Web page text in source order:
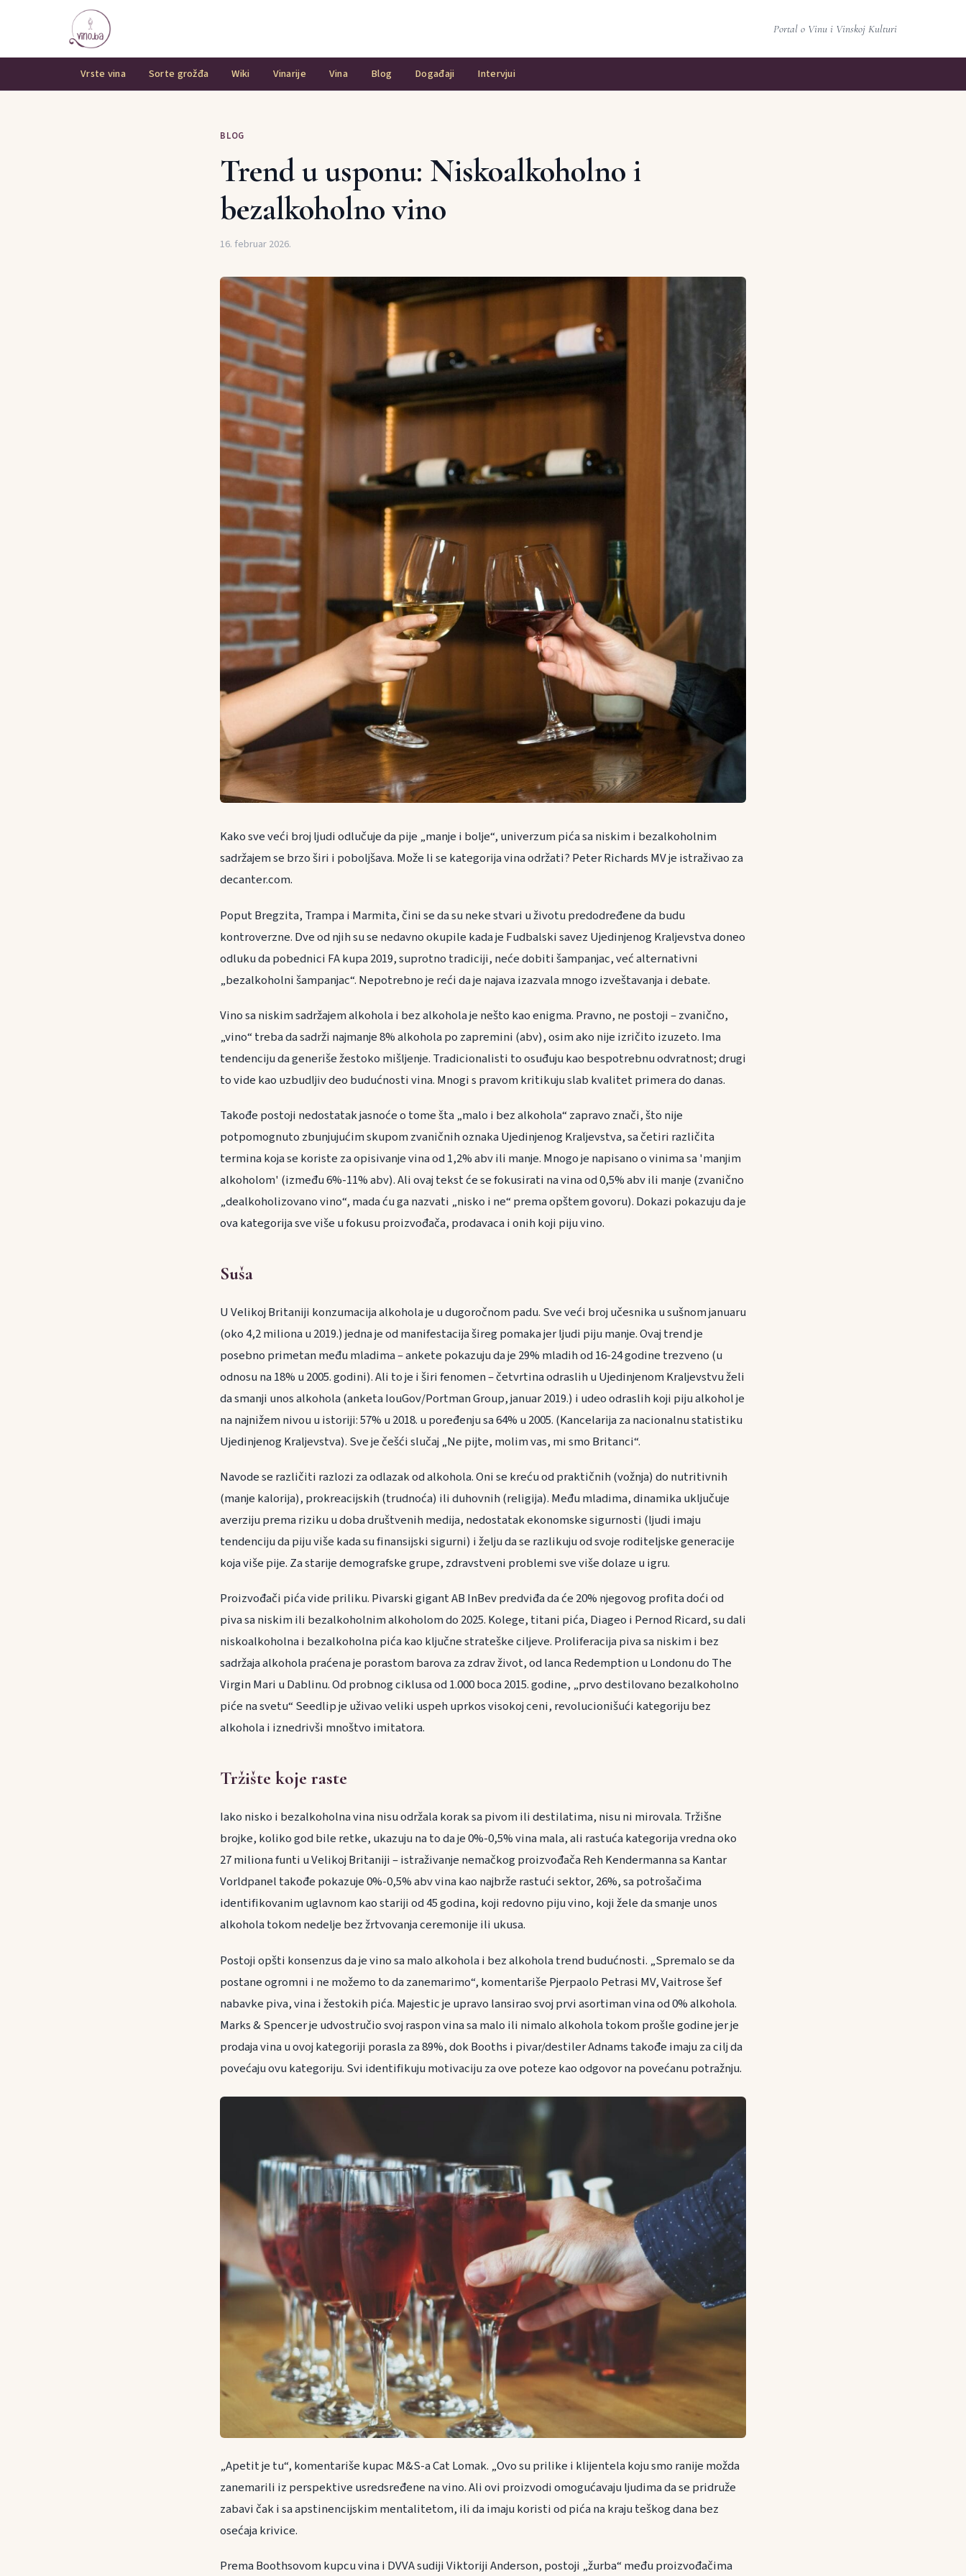
Portal o Vinu i Vinskoj Kulturi
Vrste vina Sorte grožđa Wiki Vinarije Vina Blog Događaji Intervjui
BLOG
Trend u usponu: Niskoalkoholno i
bezalkoholno vino
16. februar 2026.
Kako sve veći broj ljudi odlučuje da pije „manje i bolje“, univerzum pića sa niskim i bezalkoholnim
sadržajem se brzo širi i poboljšava. Može li se kategorija vina održati? Peter Richards MV je istraživao za
decanter.com.
Poput Bregzita, Trampa i Marmita, čini se da su neke stvari u životu predodređene da budu
kontroverzne. Dve od njih su se nedavno okupile kada je Fudbalski savez Ujedinjenog Kraljevstva doneo
odluku da pobednici FA kupa 2019, suprotno tradiciji, neće dobiti šampanjac, već alternativni
„bezalkoholni šampanjac“. Nepotrebno je reći da je najava izazvala mnogo izveštavanja i debate.
Vino sa niskim sadržajem alkohola i bez alkohola je nešto kao enigma. Pravno, ne postoji – zvanično,
„vino“ treba da sadrži najmanje 8% alkohola po zapremini (abv), osim ako nije izričito izuzeto. Ima
tendenciju da generiše žestoko mišljenje. Tradicionalisti to osuđuju kao bespotrebnu odvratnost; drugi
to vide kao uzbudljiv deo budućnosti vina. Mnogi s pravom kritikuju slab kvalitet primera do danas.
Takođe postoji nedostatak jasnoće o tome šta „malo i bez alkohola“ zapravo znači, što nije
potpomognuto zbunjujućim skupom zvaničnih oznaka Ujedinjenog Kraljevstva, sa četiri različita
termina koja se koriste za opisivanje vina od 1,2% abv ili manje. Mnogo je napisano o vinima sa 'manjim
alkoholom' (između 6%-11% abv). Ali ovaj tekst će se fokusirati na vina od 0,5% abv ili manje (zvanično
„dealkoholizovano vino“, mada ću ga nazvati „nisko i ne“ prema opštem govoru). Dokazi pokazuju da je
ova kategorija sve više u fokusu proizvođača, prodavaca i onih koji piju vino.
Suša
U Velikoj Britaniji konzumacija alkohola je u dugoročnom padu. Sve veći broj učesnika u sušnom januaru
(oko 4,2 miliona u 2019.) jedna je od manifestacija šireg pomaka jer ljudi piju manje. Ovaj trend je
posebno primetan među mladima – ankete pokazuju da je 29% mladih od 16-24 godine trezveno (u
odnosu na 18% u 2005. godini). Ali to je i širi fenomen – četvrtina odraslih u Ujedinjenom Kraljevstvu želi
da smanji unos alkohola (anketa IouGov/Portman Group, januar 2019.) i udeo odraslih koji piju alkohol je
na najnižem nivou u istoriji: 57% u 2018. u poređenju sa 64% u 2005. (Kancelarija za nacionalnu statistiku
Ujedinjenog Kraljevstva). Sve je češći slučaj „Ne pijte, molim vas, mi smo Britanci“.
Navode se različiti razlozi za odlazak od alkohola. Oni se kreću od praktičnih (vožnja) do nutritivnih
(manje kalorija), prokreacijskih (trudnoća) ili duhovnih (religija). Među mladima, dinamika uključuje
averziju prema riziku u doba društvenih medija, nedostatak ekonomske sigurnosti (ljudi imaju
tendenciju da piju više kada su finansijski sigurni) i želju da se razlikuju od svoje roditeljske generacije
koja više pije. Za starije demografske grupe, zdravstveni problemi sve više dolaze u igru.
Proizvođači pića vide priliku. Pivarski gigant AB InBev predviđa da će 20% njegovog profita doći od
piva sa niskim ili bezalkoholnim alkoholom do 2025. Kolege, titani pića, Diageo i Pernod Ricard, su dali
niskoalkoholna i bezalkoholna pića kao ključne strateške ciljeve. Proliferacija piva sa niskim i bez
sadržaja alkohola praćena je porastom barova za zdrav život, od lanca Redemption u Londonu do The
Virgin Mari u Dablinu. Od probnog ciklusa od 1.000 boca 2015. godine, „prvo destilovano bezalkoholno
piće na svetu“ Seedlip je uživao veliki uspeh uprkos visokoj ceni, revolucionišući kategoriju bez
alkohola i iznedrivši mnoštvo imitatora.
Tržište koje raste
Iako nisko i bezalkoholna vina nisu održala korak sa pivom ili destilatima, nisu ni mirovala. Tržišne
brojke, koliko god bile retke, ukazuju na to da je 0%-0,5% vina mala, ali rastuća kategorija vredna oko
27 miliona funti u Velikoj Britaniji – istraživanje nemačkog proizvođača Reh Kendermanna sa Kantar
Vorldpanel takođe pokazuje 0%-0,5% abv vina kao najbrže rastući sektor, 26%, sa potrošačima
identifikovanim uglavnom kao stariji od 45 godina, koji redovno piju vino, koji žele da smanje unos
alkohola tokom nedelje bez žrtvovanja ceremonije ili ukusa.
Postoji opšti konsenzus da je vino sa malo alkohola i bez alkohola trend budućnosti. „Spremalo se da
postane ogromni i ne možemo to da zanemarimo“, komentariše Pjerpaolo Petrasi MV, Vaitrose šef
nabavke piva, vina i žestokih pića. Majestic je upravo lansirao svoj prvi asortiman vina od 0% alkohola.
Marks & Spencer je udvostručio svoj raspon vina sa malo ili nimalo alkohola tokom prošle godine jer je
prodaja vina u ovoj kategoriji porasla za 89%, dok Booths i pivar/destiler Adnams takođe imaju za cilj da
povećaju ovu kategoriju. Svi identifikuju motivaciju za ove poteze kao odgovor na povećanu potražnju.
„Apetit je tu“, komentariše kupac M&S-a Cat Lomak. „Ovo su prilike i klijentela koju smo ranije možda
zanemarili iz perspektive usredsređene na vino. Ali ovi proizvodi omogućavaju ljudima da se pridruže
zabavi čak i sa apstinencijskim mentalitetom, ili da imaju koristi od pića na kraju teškog dana bez
osećaja krivice.
Prema Boothsovom kupcu vina i DVVA sudiji Viktoriji Anderson, postoji „žurba“ među proizvođačima